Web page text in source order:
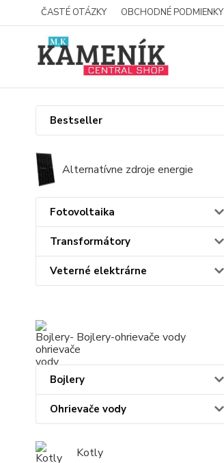
ČASTÉ OTÁZKY OBCHODNÉ PODMIENKY
Bestseller
Alternatívne zdroje energie
Fotovoltaika
Transformátory
Veterné elektrárne
Bojlery-ohrievače vody
Bojlery
Ohrievače vody
Kotly